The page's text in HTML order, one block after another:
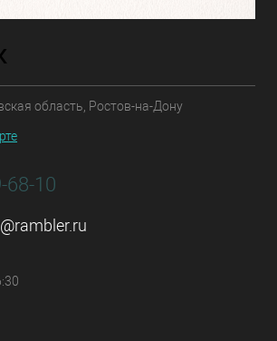
область, Ростов-на-Дону
68-10